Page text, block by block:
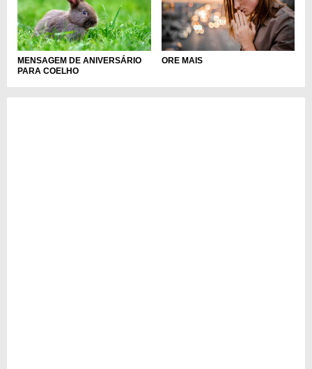
MENSAGEM DE ANIVERSÁRIO
PARA COELHO
ORE MAIS